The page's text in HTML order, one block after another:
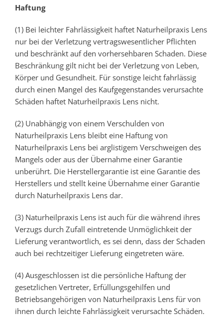
Haftung
(1) Bei leichter Fahrlässigkeit haftet Naturheilpraxis Lens
nur bei der Verletzung vertragswesentlicher Pflichten
und beschränkt auf den vorhersehbaren Schaden. Diese
Beschränkung gilt nicht bei der Verletzung von Leben,
Körper und Gesundheit. Für sonstige leicht fahrlässig
durch einen Mangel des Kaufgegenstandes verursachte
Schäden haftet Naturheilpraxis Lens nicht.
(2) Unabhängig von einem Verschulden von
Naturheilpraxis Lens bleibt eine Haftung von
Naturheilpraxis Lens bei arglistigem Verschweigen des
Mangels oder aus der Übernahme einer Garantie
unberührt. Die Herstellergarantie ist eine Garantie des
Herstellers und stellt keine Übernahme einer Garantie
durch Naturheilpraxis Lens dar.
(3) Naturheilpraxis Lens ist auch für die während ihres
Verzugs durch Zufall eintretende Unmöglichkeit der
Lieferung verantwortlich, es sei denn, dass der Schaden
auch bei rechtzeitiger Lieferung eingetreten wäre.
(4) Ausgeschlossen ist die persönliche Haftung der
gesetzlichen Vertreter, Erfüllungsgehilfen und
Betriebsangehörigen von Naturheilpraxis Lens für von
ihnen durch leichte Fahrlässigkeit verursachte Schäden.